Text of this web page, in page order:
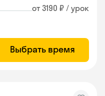
от 3190 ₽ / урок
Выбрать время